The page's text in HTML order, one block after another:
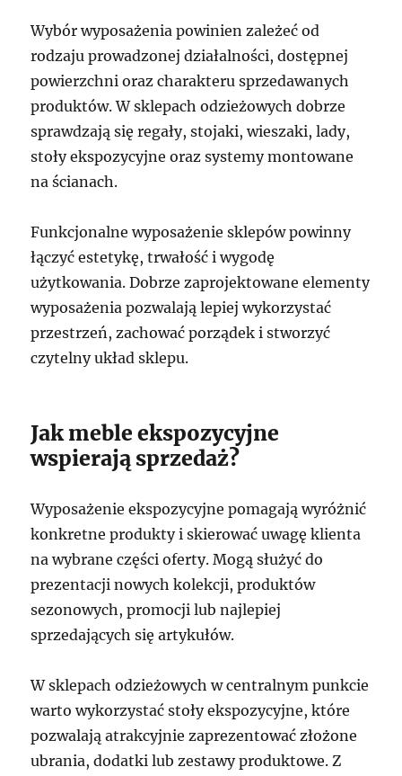
Wybór wyposażenia powinien zależeć od
rodzaju prowadzonej działalności, dostępnej
powierzchni oraz charakteru sprzedawanych
produktów. W sklepach odzieżowych dobrze
sprawdzają się regały, stojaki, wieszaki, lady,
stoły ekspozycyjne oraz systemy montowane
na ścianach.
Funkcjonalne wyposażenie sklepów powinny
łączyć estetykę, trwałość i wygodę
użytkowania. Dobrze zaprojektowane elementy
wyposażenia pozwalają lepiej wykorzystać
przestrzeń, zachować porządek i stworzyć
czytelny układ sklepu.
Jak meble ekspozycyjne
wspierają sprzedaż?
Wyposażenie ekspozycyjne pomagają wyróżnić
konkretne produkty i skierować uwagę klienta
na wybrane części oferty. Mogą służyć do
prezentacji nowych kolekcji, produktów
sezonowych, promocji lub najlepiej
sprzedających się artykułów.
W sklepach odzieżowych w centralnym punkcie
warto wykorzystać stoły ekspozycyjne, które
pozwalają atrakcyjnie zaprezentować złożone
ubrania, dodatki lub zestawy produktowe. Z